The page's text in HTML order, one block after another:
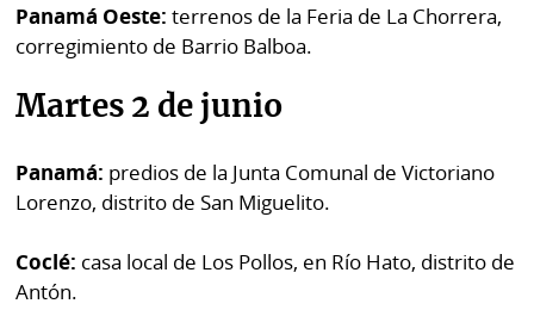
Tienda
Panamá
Tus
Cero
KM
Corprensa
Club
Prensa
Fácil
⌾
Hoy
por
Hoy
Tal
Cual
Panamá Oeste: terrenos de la Feria de La Chorrera,
corregimiento de Barrio Balboa.
Martes 2 de junio
Panamá: predios de la Junta Comunal de Victoriano
Lorenzo, distrito de San Miguelito.
Coclé: casa local de Los Pollos, en Río Hato, distrito de
Antón.